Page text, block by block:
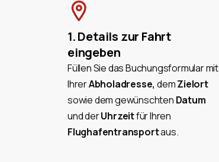
1. Details zur Fahrt
eingeben
Füllen Sie das Buchungsformular mit
IhrerAbholadresse,demZielort
sowie dem gewünschten Datum
und derUhrzeitfür Ihren
Flughafentransportaus.